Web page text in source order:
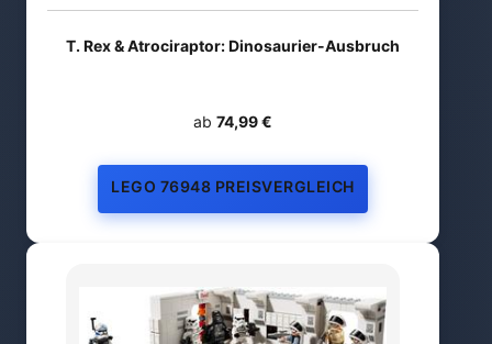
T. Rex & Atrociraptor: Dinosaurier-Ausbruch
ab 74,99 €
LEGO 76948 PREISVERGLEICH